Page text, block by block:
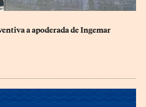
a apoderada de Ingemar